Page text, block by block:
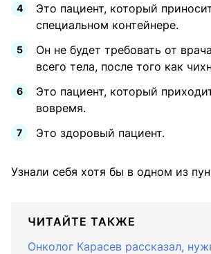
Это пациент, который
специальном контейнере.
Он не будет требовать от
всего тела, после того как
Это пациент, который
вовремя.
Это здоровый пациент.
Узнали себя хотя бы в одном из
ЧИТАЙТЕ ТАКЖЕ
Онколог Карасев рассказал,